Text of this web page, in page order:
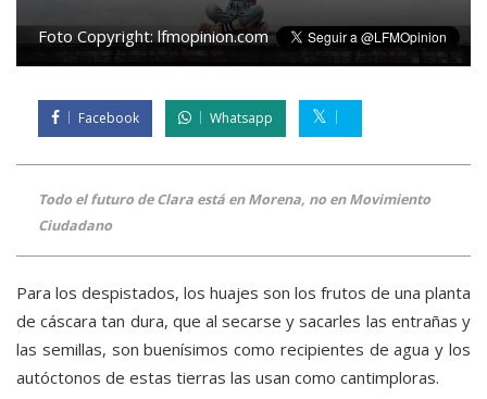
Foto Copyright: lfmopinion.com
Facebook Whatsapp
Todo el futuro de Clara está en Morena, no en Movimiento
Ciudadano
Para los despistados, los huajes son los frutos de una planta
de cáscara tan dura, que al secarse y sacarles las entrañas y
las semillas, son buenísimos como recipientes de agua y los
autóctonos de estas tierras las usan como cantimploras.